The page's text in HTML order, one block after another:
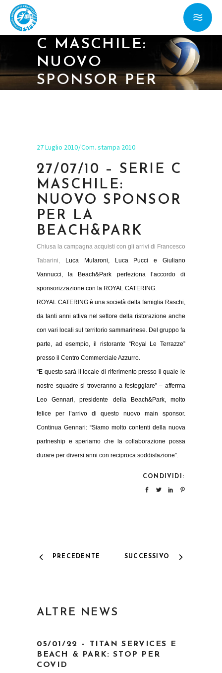
C MASCHILE:
NUOVO
SPONSOR PER
27 Luglio 2010 Com. stampa 2010
27/07/10 – SERIE C
MASCHILE:
NUOVO SPONSOR
PER LA
BEACH&PARK
Chiusa la campagna acquisti con gli arrivi di Francesco
Tabarini,
Luca Mularoni, Luca Pucci e Giuliano
Vannucci, la Beach&Park perfeziona l’accordo di
sponsorizzazione con la ROYAL CATERING.
ROYAL CATERING è una società della famiglia Raschi,
da tanti anni attiva nel settore della ristorazione anche
con vari locali sul territorio sammarinese. Del gruppo fa
parte, ad esempio, il ristorante “Royal Le Terrazze”
presso il Centro Commerciale Azzurro.
“E questo sarà il locale di riferimento presso il quale le
nostre squadre si troveranno a festeggiare” – afferma
Leo Gennari, presidente della Beach&Park, molto
felice per l’arrivo di questo nuovo main sponsor.
Continua Gennari: “Siamo molto contenti della nuova
partneship e speriamo che la collaborazione possa
durare per diversi anni con reciproca soddisfazione”.
CONDIVIDI:
PRECEDENTE SUCCESSIVO
ALTRE NEWS
05/01/22 – TITAN SERVICES E
BEACH & PARK: STOP PER
COVID